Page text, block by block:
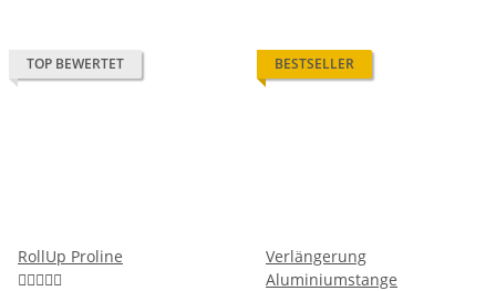
TOP BEWERTET
RollUp Proline
BESTSELLER
Verlängerung
Aluminiumstange